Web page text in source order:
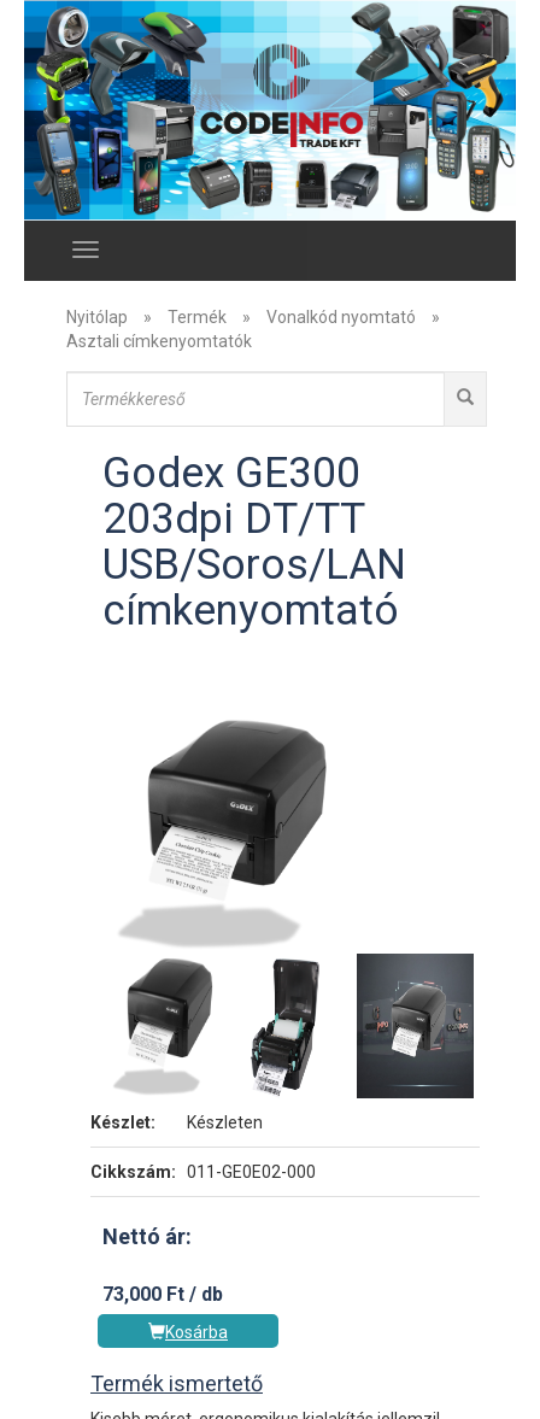
Menu
Nyitólap » Termék » Vonalkód nyomtató
»
Asztali címkenyomtatók
Godex GE300
203dpi DT/TT
USB/Soros/LAN
címkenyomtató
Készlet: Készleten
Cikkszám: 011-GE0E02-000
Nettó ár:
73,000 Ft / db
Kosárba
Termék ismertető